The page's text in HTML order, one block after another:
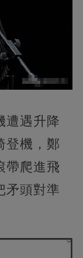
遭遇升降
登機，鄭
帶爬進飛
矛頭對準